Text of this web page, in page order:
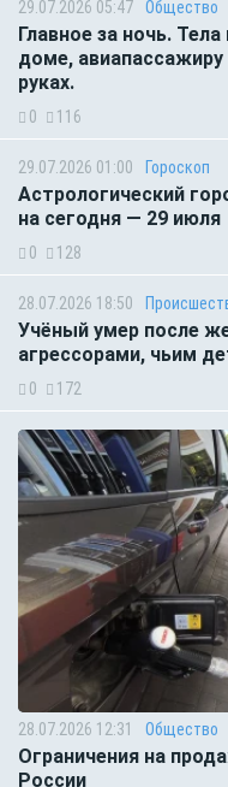
29.07.2026 05:47 Общество
Главное за ночь.
доме,
руках.
0 116
29.07.2026 01:00 Гороскоп
Астрологический
на сегодня — 29 июля
0 128
28.07.2026 18:50
Учёный умер после
агрессорами, чьим
0 172
28.07.2026 12:31 Общество
Ограничения на
России